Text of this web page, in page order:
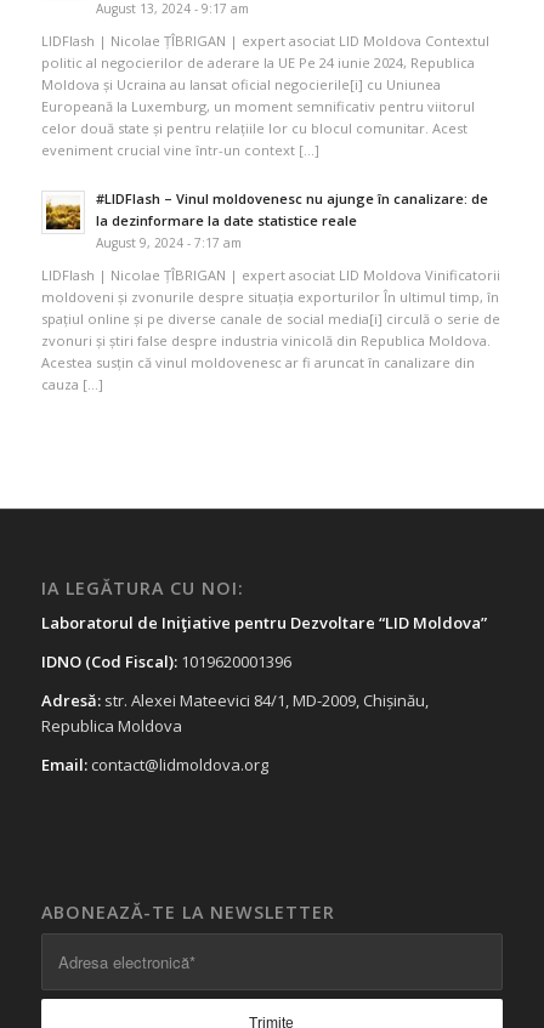
August 13, 2024 - 9:17 am
LIDFlash | Nicolae ȚÎBRIGAN | expert asociat LID Moldova Contextul
politic al negocierilor de aderare la UE Pe 24 iunie 2024, Republica
Moldova și Ucraina au lansat oficial negocierile[i] cu Uniunea
Europeană la Luxemburg, un moment semnificativ pentru viitorul
celor două state și pentru relațiile lor cu blocul comunitar. Acest
eveniment crucial vine într-un context […]
#LIDFlash – Vinul moldovenesc nu ajunge în canalizare: de
la dezinformare la date statistice reale
August 9, 2024 - 7:17 am
LIDFlash | Nicolae ȚÎBRIGAN | expert asociat LID Moldova Vinificatorii
moldoveni și zvonurile despre situația exporturilor În ultimul timp, în
spațiul online și pe diverse canale de social media[i] circulă o serie de
zvonuri și știri false despre industria vinicolă din Republica Moldova.
Acestea susțin că vinul moldovenesc ar fi aruncat în canalizare din
cauza […]
IA LEGĂTURA CU NOI:
Laboratorul de Iniţiative pentru Dezvoltare “LID Moldova”
IDNO (Cod Fiscal):1019620001396
Adresă:str. Alexei Mateevici 84/1, MD-2009, Chișinău,
Republica Moldova
Email: contact@lidmoldova.org
ABONEAZĂ-TE LA NEWSLETTER